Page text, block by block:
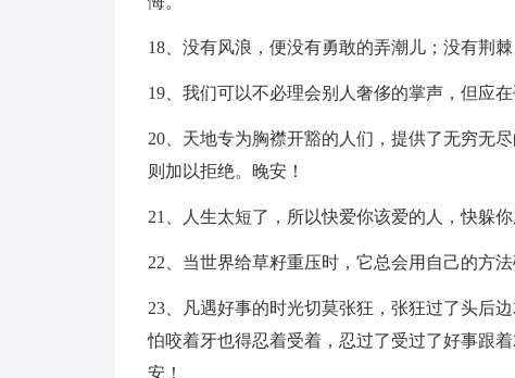
18、没有风浪，便没有勇敢的弄潮儿；没有荆
19、我们可以不必理会别人奢侈的掌声，但应
20、天地专为胸襟开豁的人们，提供了无穷无
则加以拒绝。晚安！
21、人生太短了，所以快爱你该爱的人，快躲你
22、当世界给草籽重压时，它总会用自己的方法
23、凡遇好事的时光切莫张狂，张狂过了头后
怕咬着牙也得忍着受着，忍过了受过了好事跟
安！